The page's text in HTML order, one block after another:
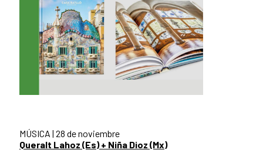
MÚSICA | 28 de noviembre
Queralt Lahoz (Es) + Niña Dioz (Mx)